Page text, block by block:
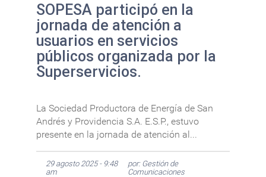
SOPESA participó en la
jornada de atención a
usuarios en servicios
públicos organizada por la
Superservicios.
La Sociedad Productora de Energía de San
Andrés y Providencia S.A. E.S.P., estuvo
presente en la jornada de atención al...
29 agosto 2025 - 9:48
am
por: Gestión de
Comunicaciones